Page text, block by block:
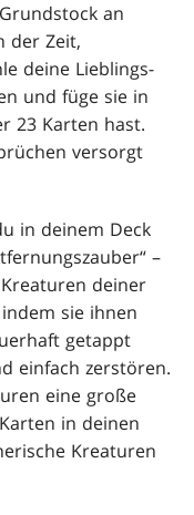
an
der Zeit,
deine Lieblings-
und füge sie in
23 Karten hast.
versorgt
in deinem Deck
–
deiner
sie ihnen
getappt
einfach zerstören.
eine große
in deinen
Kreaturen